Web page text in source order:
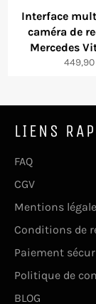
Interface
caméra de
Mercedes
Prix
LIENS
FAQ
CGV
Mentions
Conditions de
Paiement
Politique de
BLOG